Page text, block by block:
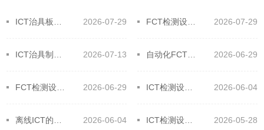
2026-07-29 2026-07-29
FCT检测设备全流程！高效工作原来如此简单
2026-07-13 2026-06-29
自动化FCT在电子设备制造业中的应用
2026-06-29 2026-06-04
ICT检测设备的生产辅助优势
2026-06-04 2026-05-28
ICT检测设备针床测试为何测试精度缺乏？